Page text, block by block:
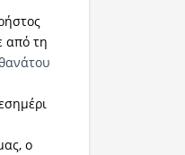
από τη
ο